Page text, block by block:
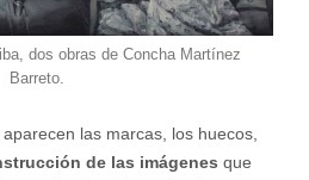
dos obras de Concha Martínez
Barreto.
las marcas, los huecos,
de las imágenes que